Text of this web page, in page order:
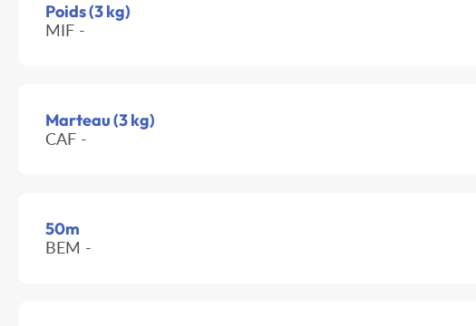
Poids (3 kg)
MIF -
Marteau (3 kg)
CAF -
50m
BEM -